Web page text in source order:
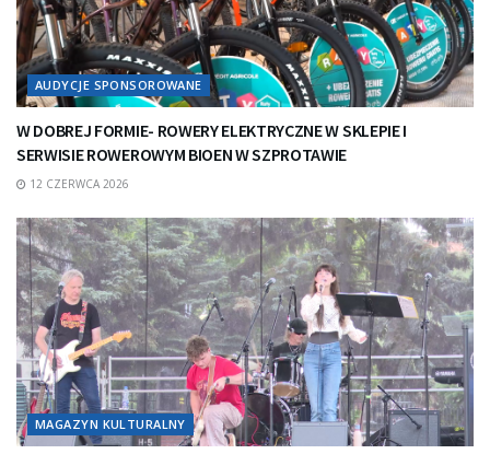
AUDYCJE SPONSOROWANE
W DOBREJ FORMIE- ROWERY ELEKTRYCZNE W SKLEPIE I
SERWISIE ROWEROWYM BIOEN W SZPROTAWIE
12 CZERWCA 2026
MAGAZYN KULTURALNY